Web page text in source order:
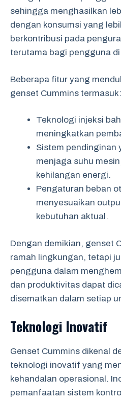
sehingga menghasilkan
dengan konsumsi yang
berkontribusi pada
terutama bagi pengguna
Beberapa fitur yang
genset Cummins termasuk:
Teknologi injeksi
meningkatkan
Sistem pendinginan
menjaga suhu
kehilangan energi.
Pengaturan beban
menyesuaikan
kebutuhan aktual.
Dengan demikian, genset
ramah lingkungan, tetapi
pengguna dalam
dan produktivitas dapat
disematkan dalam setiap
Teknologi Inovatif
Genset Cummins dikenal
teknologi inovatif yang
kehandalan operasional.
pemanfaatan sistem